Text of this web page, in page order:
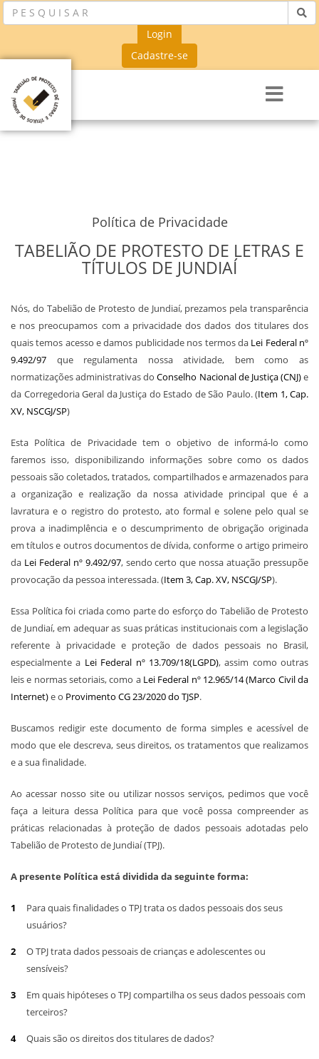
Login
Cadastre-se
Política de Privacidade
TABELIÃO DE PROTESTO DE LETRAS E
TÍTULOS DE JUNDIAÍ
Nós, do Tabelião de Protesto de Jundiaí, prezamos pela transparência
e nos preocupamos com a privacidade dos dados dos titulares dos
quais temos acesso e damos publicidade nos termos da Lei Federal nº
9.492/97 que regulamenta nossa atividade, bem como as
normatizações administrativas doConselho Nacional de Justiça (CNJ)e
da Corregedoria Geral da Justiça do Estado de São Paulo. (Item 1, Cap.
XV, NSCGJ/SP)
Esta Política de Privacidade tem o objetivo de informá-lo como
faremos isso, disponibilizando informações sobre como os dados
pessoais são coletados, tratados, compartilhados e armazenados para
a organização e realização da nossa atividade principal que é a
lavratura e o registro do protesto, ato formal e solene pelo qual se
prova a inadimplência e o descumprimento de obrigação originada
em títulos e outros documentos de dívida, conforme o artigo primeiro
da Lei Federal nº 9.492/97, sendo certo que nossa atuação pressupõe
provocação da pessoa interessada. (Item 3, Cap. XV, NSCGJ/SP).
Essa Política foi criada como parte do esforço do Tabelião de Protesto
de Jundiaí, em adequar as suas práticas institucionais com a legislação
referente à privacidade e proteção de dados pessoais no Brasil,
especialmente a Lei Federal nº 13.709/18(LGPD), assim como outras
leis e normas setoriais, como a Lei Federal nº 12.965/14 (Marco Civil da
Internet)e o Provimento CG 23/2020 do TJSP.
Buscamos redigir este documento de forma simples e acessível de
modo que ele descreva, seus direitos, os tratamentos que realizamos
e a sua finalidade.
Ao acessar nosso site ou utilizar nossos serviços, pedimos que você
faça a leitura dessa Política para que você possa compreender as
práticas relacionadas à proteção de dados pessoais adotadas pelo
Tabelião de Protesto de Jundiaí (TPJ).
A presente Política está dividida da seguinte forma:
Para quais finalidades o TPJ trata os dados pessoais dos seus
usuários?
O TPJ trata dados pessoais de crianças e adolescentes ou
sensíveis?
Em quais hipóteses o TPJ compartilha os seus dados pessoais com
terceiros?
Quais são os direitos dos titulares de dados?